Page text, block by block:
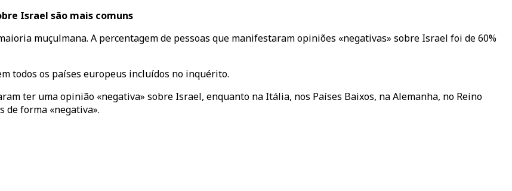
Israel são mais comuns
muçulmana. A percentagem de pessoas que manifestaram opiniões «negativas» sobre Israel foi de 60%
todos os países europeus incluídos no inquérito.
ter uma opinião «negativa» sobre Israel, enquanto na Itália, nos Países Baixos, na Alemanha, no Reino
de forma «negativa».